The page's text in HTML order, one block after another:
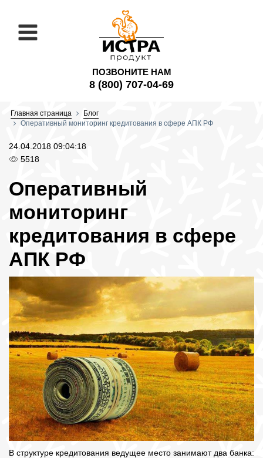
ПОЗВОНИТЕ НАМ
8 (800) 707-04-69
Главная страница
Блог
Оперативный мониторинг кредитования в сфере АПК РФ
24.04.2018 09:04:18
5518
Оперативный
мониторинг
кредитования в сфере
АПК РФ
В структуре кредитования ведущее место занимают два банка: